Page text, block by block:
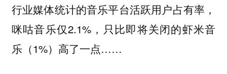
行业媒体统计的音乐平台活跃用户占有率，
咪咕音乐仅2.1%，只比即将关闭的虾米音
乐（1%）高了一点……